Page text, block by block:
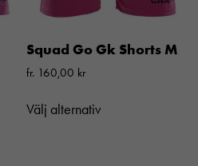
Squad Go Gk Shorts M
fr. 160,00 kr
Välj alternativ
förbättra
funktionalitet
och
uppbyggnad,
baserat på
hur